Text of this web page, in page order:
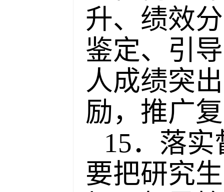
升、绩效
鉴定、引
人成绩突
励，推广
15．落
要把研究